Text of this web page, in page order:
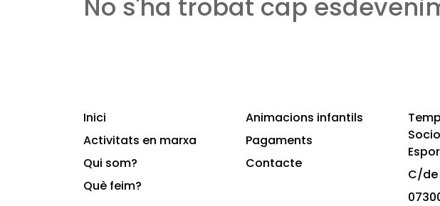
No s'ha trobat cap
Inici
Activitats en marxa
Qui som?
Què feim?
Animacions infantils
Pagaments
Contacte
C/de